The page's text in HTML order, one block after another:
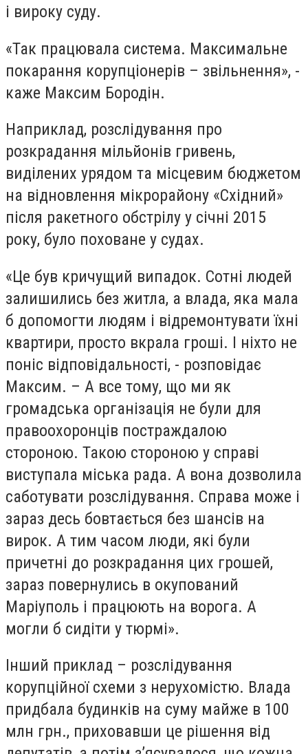
і вироку суду.
«Так працювала система. Максимальне
покарання корупціонерів – звільнення», -
каже Максим Бородін.
Наприклад, розслідування про
розкрадання мільйонів гривень,
виділених урядом та місцевим бюджетом
на відновлення мікрорайону «Східний»
після ракетного обстрілу у січні 2015
року, було поховане у судах.
«Це був кричущий випадок. Сотні людей
залишились без житла, а влада, яка мала
б допомогти людям і відремонтувати їхні
квартири, просто вкрала гроші. І ніхто не
поніс відповідальності, - розповідає
Максим. – А все тому, що ми як
громадська організація не були для
правоохоронців постраждалою
стороною. Такою стороною у справі
виступала міська рада. А вона дозволила
саботувати розслідування. Справа може і
зараз десь бовтається без шансів на
вирок. А тим часом люди, які були
причетні до розкрадання цих грошей,
зараз повернулись в окупований
Маріуполь і працюють на ворога. А
могли б сидіти у тюрмі».
Інший приклад – розслідування
корупційної схеми з нерухомістю. Влада
придбала будинків на суму майже в 100
млн грн., приховавши це рішення від